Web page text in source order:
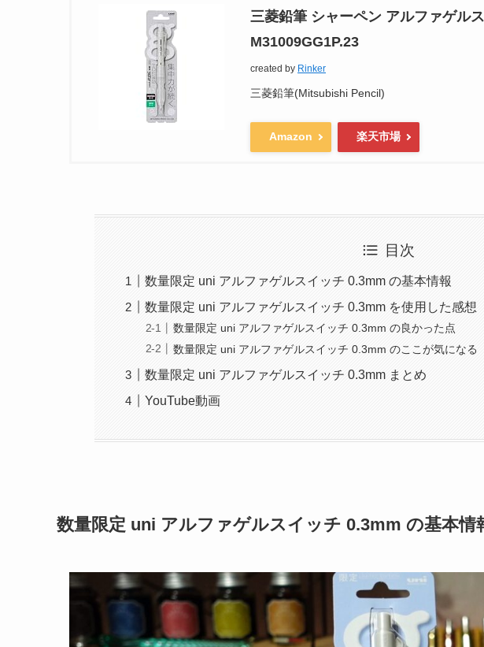
三菱鉛筆 シャーペン アルファゲル
M31009GG1P.23
created by Rinker
三菱鉛筆(Mitsubishi Pencil)
Amazon 楽天市場
目次
数量限定 uni アルファゲルスイッチ 0.3mm の基本情報
数量限定 uni アルファゲルスイッチ 0.3mm を使用した感想
数量限定 uni アルファゲルスイッチ 0.3mm の良かった点
数量限定 uni アルファゲルスイッチ 0.3mm のここが気になる
数量限定 uni アルファゲルスイッチ 0.3mm まとめ
YouTube動画
数量限定 uni アルファゲルスイッチ 0.3mm の基本情